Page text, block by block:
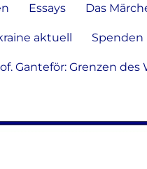
Essays Das
aktuell Spenden
Ganteför: Grenzen des